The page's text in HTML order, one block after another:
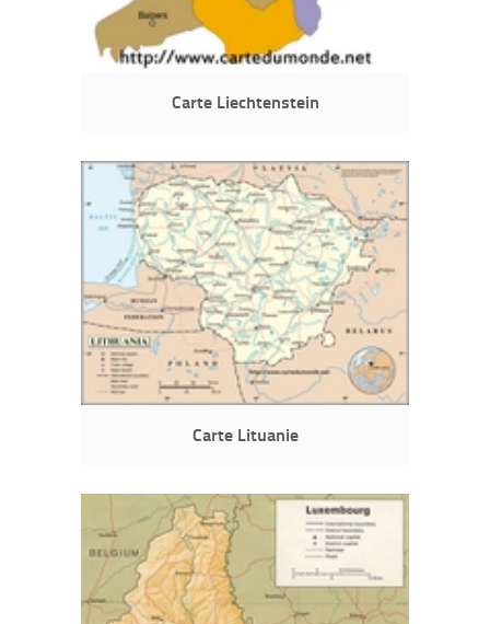
Carte Liechtenstein
Carte Lituanie